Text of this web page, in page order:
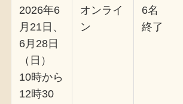
2026年6
月21日、
6月28日
（日）
10時から
12時30
オンライ
ン
6名
終了